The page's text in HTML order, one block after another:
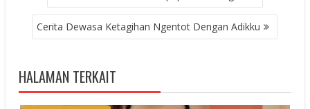
NAVIGATION
Cerita Dewasa Ketagihan Ngentot Dengan Adikku
HALAMAN TERKAIT